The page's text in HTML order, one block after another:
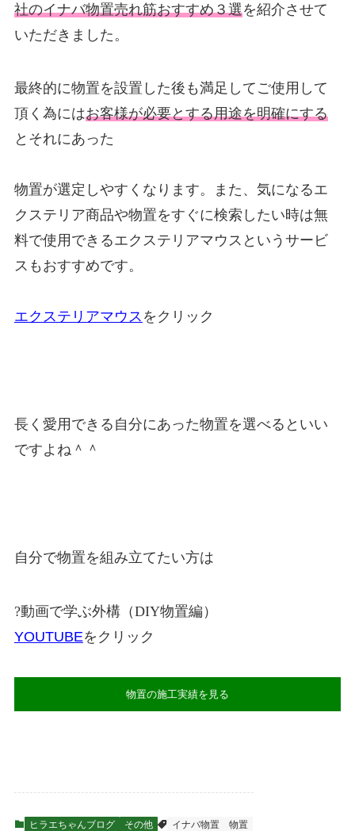
社のイナバ物置売れ筋おすすめ３選を紹介させて
いただきました。
最終的に物置を設置した後も満足してご使用して
頂く為にはお客様が必要とする用途を明確にする
とそれにあった
物置が選定しやすくなります。また、気になるエ
クステリア商品や物置をすぐに検索したい時は無
料で使用できるエクステリアマウスというサービ
スもおすすめです。
エクステリアマウス をクリック
長く愛用できる自分にあった物置を選べるといい
ですよね＾＾
自分で物置を組み立てたい方は
?動画で学ぶ外構（DIY物置編）
YOUTUBEをクリック
物置の施工実績を見る
ヒラエちゃんブログ その他 イナバ物置 物置